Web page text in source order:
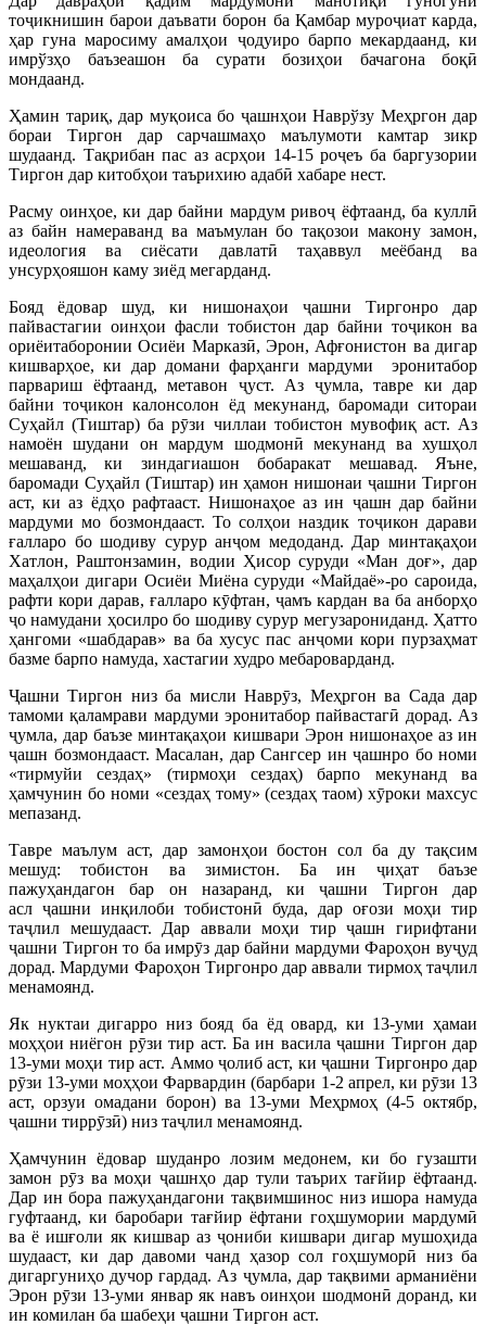
тоҷикнишин барои даъвати борон ба Қамбар муроҷиат карда,
ҳар гуна маросиму амалҳои ҷодуиро барпо мекардаанд, ки
имрўзҳо баъзеашон ба сурати бозиҳои бачагона боқӣ
мондаанд.
Ҳамин тариқ, дар муқоиса бо ҷашнҳои Наврўзу Меҳргон дар
бораи Тиргон дар сарчашмаҳо маълумоти камтар зикр
шудаанд. Тақрибан пас аз асрҳои 14-15 роҷеъ ба баргузории
Тиргон дар китобҳои таърихию адабӣ хабаре нест.
Расму оинҳое, ки дар байни мардум ривоҷ ёфтаанд, ба куллӣ
аз байн намераванд ва маъмулан бо тақозои макону замон,
идеология ва сиёсати давлатӣ таҳаввул меёбанд ва
унсурҳояшон каму зиёд мегарданд.
Бояд ёдовар шуд, ки нишонаҳои ҷашни Тиргонро дар
пайвастагии оинҳои фасли тобистон дар байни тоҷикон ва
ориёитаборонии Осиёи Марказӣ, Эрон, Афғонистон ва дигар
кишварҳое, ки дар домани фарҳанги мардуми эронитабор
парвариш ёфтаанд, метавон ҷуст. Аз ҷумла, тавре ки дар
байни тоҷикон калонсолон ёд мекунанд, баромади ситораи
Суҳайл (Тиштар) ба рӯзи чиллаи тобистон мувофиқ аст. Аз
намоён шудани он мардум шодмонӣ мекунанд ва хушҳол
мешаванд, ки зиндагиашон бобаракат мешавад. Яъне,
баромади Суҳайл (Тиштар) ин ҳамон нишонаи ҷашни Тиргон
аст, ки аз ёдҳо рафтааст. Нишонаҳое аз ин ҷашн дар байни
мардуми мо бозмондааст. То солҳои наздик тоҷикон дарави
ғалларо бо шодиву сурур анҷом медоданд. Дар минтақаҳои
Хатлон, Раштонзамин, водии Ҳисор суруди «Ман доғ», дар
маҳалҳои дигари Осиёи Миёна суруди «Майдаё»-ро сароида,
рафти кори дарав, ғалларо кӯфтан, ҷамъ кардан ва ба анборҳо
ҷо намудани ҳосилро бо шодиву сурур мегузарониданд. Ҳатто
ҳангоми «шабдарав» ва ба хусус пас анҷоми кори пурзаҳмат
базме барпо намуда, хастагии худро мебароварданд.
Ҷашни Тиргон низ ба мисли Наврӯз, Меҳргон ва Сада дар
тамоми қаламрави мардуми эронитабор пайвастагӣ дорад. Аз
ҷумла, дар баъзе минтақаҳои кишвари Эрон нишонаҳое аз ин
ҷашн бозмондааст. Масалан, дар Сангсер ин ҷашнро бо номи
«тирмуйи сездаҳ» (тирмоҳи сездаҳ) барпо мекунанд ва
ҳамчунин бо номи «сездаҳ тому» (сездаҳ таом) хӯроки махсус
мепазанд.
Тавре маълум аст, дар замонҳои бостон сол ба ду тақсим
мешуд: тобистон ва зимистон. Ба ин ҷиҳат баъзе
пажуҳандагон бар он назаранд, ки ҷашни Тиргон дар
асл ҷашни инқилоби тобистонӣ буда, дар оғози моҳи тир
таҷлил мешудааст. Дар аввали моҳи тир ҷашн гирифтани
ҷашни Тиргон то ба имрӯз дар байни мардуми Фароҳон вуҷуд
дорад. Мардуми Фароҳон Тиргонро дар аввали тирмоҳ таҷлил
менамоянд.
Як нуктаи дигарро низ бояд ба ёд овард, ки 13-уми ҳамаи
моҳҳои ниёгон рӯзи тир аст. Ба ин васила ҷашни Тиргон дар
13-уми моҳи тир аст. Аммо ҷолиб аст, ки ҷашни Тиргонро дар
рӯзи 13-уми моҳҳои Фарвардин (барбари 1-2 апрел, ки рӯзи 13
аст, орзуи омадани борон) ва 13-уми Меҳрмоҳ (4-5 октябр,
ҷашни тиррӯзӣ) низ таҷлил менамоянд.
Ҳамчунин ёдовар шуданро лозим медонем, ки бо гузашти
замон рӯз ва моҳи ҷашнҳо дар тули таърих тағйир ёфтаанд.
Дар ин бора пажуҳандагони тақвимшинос низ ишора намуда
гуфтаанд, ки баробари тағйир ёфтани гоҳшумории мардумӣ
ва ё ишғоли як кишвар аз ҷониби кишвари дигар мушоҳида
шудааст, ки дар давоми чанд ҳазор сол гоҳшуморӣ низ ба
дигаргуниҳо дучор гардад. Аз ҷумла, дар тақвими арманиёни
Эрон рӯзи 13-уми январ як навъ оинҳои шодмонӣ доранд, ки
ин комилан ба шабеҳи ҷашни Тиргон аст.